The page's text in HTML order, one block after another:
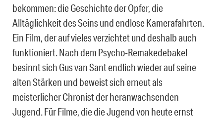
bekommen: die Geschichte der Opfer, die
Alltäglichkeit des Seins und endlose Kamerafahrten.
Ein Film, der auf vieles verzichtet und deshalb auch
funktioniert. Nach dem Psycho-Remakedebakel
besinnt sich Gus van Sant endlich wieder auf seine
alten Stärken und beweist sich erneut als
meisterlicher Chronist der heranwachsenden
Jugend. Für Filme, die die Jugend von heute ernst